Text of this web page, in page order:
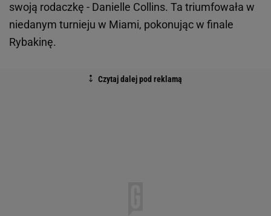
swoją rodaczkę - Danielle Collins. Ta triumfowała w
niedanym turnieju w Miami, pokonując w finale
Rybakinę.